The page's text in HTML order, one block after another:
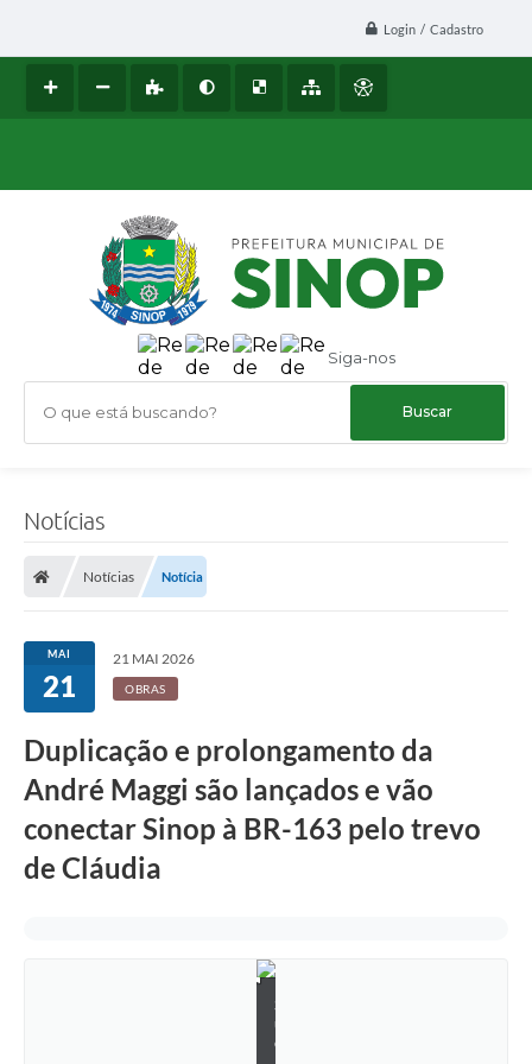
Login / Cadastro
Siga-nos
O que está buscando?
Notícias
Notícias Notícia
MAI
21
21 MAI 2026
OBRAS
Duplicação e prolongamento da
André Maggi são lançados e vão
conectar Sinop à BR-163 pelo trevo
de Cláudia
S
u
e